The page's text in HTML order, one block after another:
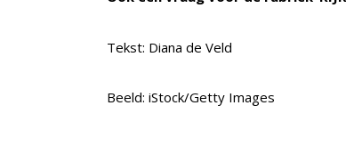
Tekst: Diana de Veld
Beeld: iStock/Getty Images